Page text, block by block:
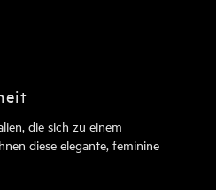
die sich zu einem
diese elegante, feminine